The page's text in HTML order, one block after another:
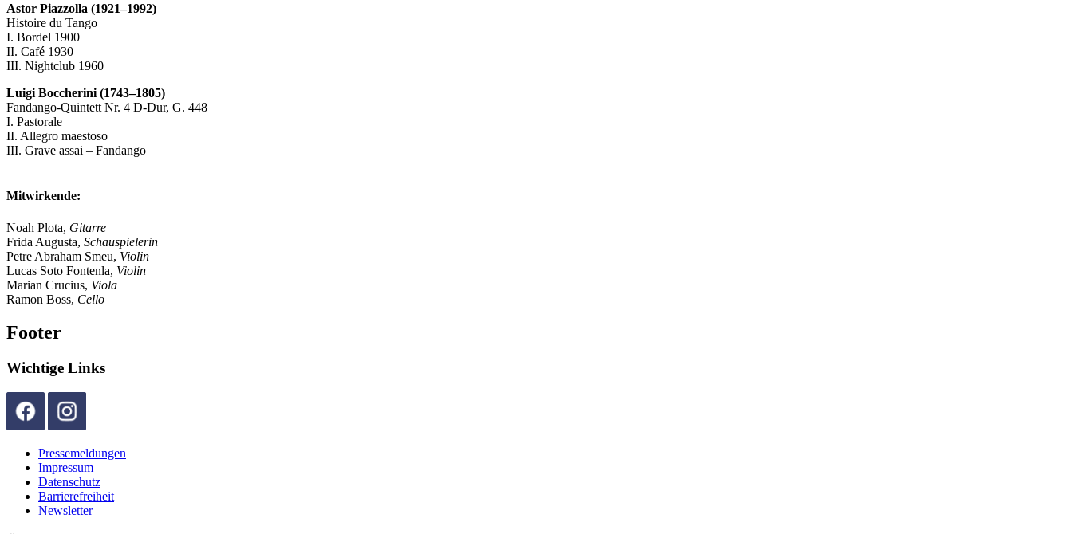
Astor Piazzolla (1921–1992)
Histoire du Tango
I. Bordel 1900
II. Café 1930
III. Nightclub 1960
Luigi Boccherini (1743–1805)
Fandango-Quintett Nr. 4 D-Dur, G. 448
I. Pastorale
II. Allegro maestoso
III. Grave assai – Fandango
Mitwirkende:
Noah Plota, Gitarre
Frida Augusta, Schauspielerin
Petre Abraham Smeu, Violin
Lucas Soto Fontenla, Violin
Marian Crucius, Viola
Ramon Boss, Cello
Footer
Wichtige Links
Pressemeldungen
Impressum
Datenschutz
Barrierefreiheit
Newsletter